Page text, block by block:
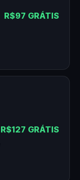
R$97 GRÁTIS
R$127 GRÁTIS